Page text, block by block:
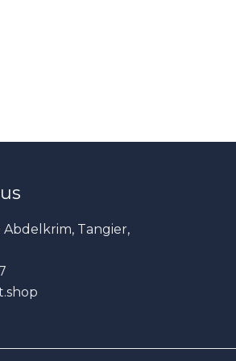
Abdelkrim, Tangier,